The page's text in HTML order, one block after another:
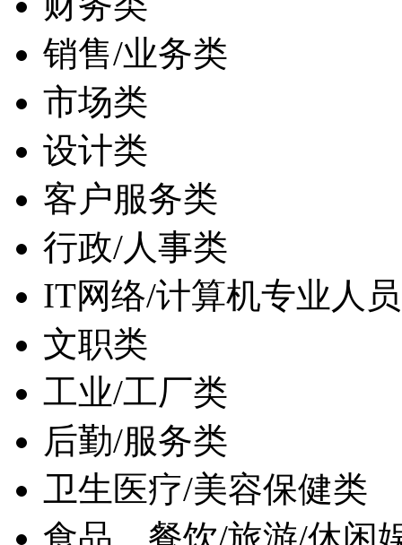
销售/业务类
市场类
设计类
客户服务类
行政/人事类
IT网络/计算机专业人员
文职类
工业/工厂类
后勤/服务类
卫生医疗/美容保健类
食品、餐饮/旅游/休闲